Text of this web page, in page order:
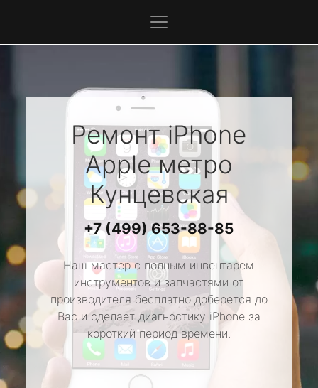
Ремонт iPhone
Appleметро
Кунцевская
+7 (499) 653-88-85
Наш мастер с полным инвентарем
инструментов и запчастями от
производителя бесплатно доберется до
Вас и сделает диагностику iPhone за
короткий период времени.